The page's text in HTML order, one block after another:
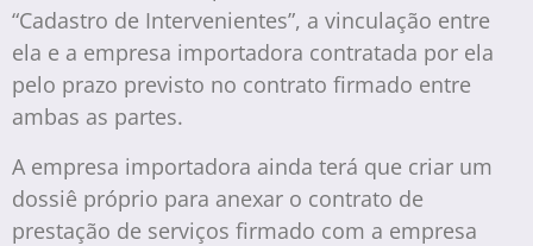
“Cadastro de Intervenientes”, a vinculação entre
ela e a empresa importadora contratada por ela
pelo prazo previsto no contrato firmado entre
ambas as partes.
A empresa importadora ainda terá que criar um
dossiê próprio para anexar o contrato de
prestação de serviços firmado com a empresa